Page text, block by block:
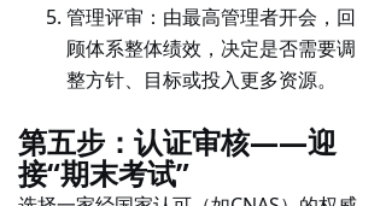
管理评审 ：由最高管理者开会，回
顾体系整体绩效，决定是否需要调
整方针、目标或投入更多资源。
第五步：认证审核——迎
接“期末考试”